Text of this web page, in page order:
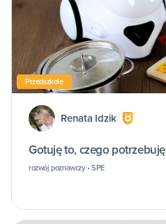
Przedszkole
Renata Idzik
Gotuję to, czego potrzebuję
rozwój poznawczy • SPE